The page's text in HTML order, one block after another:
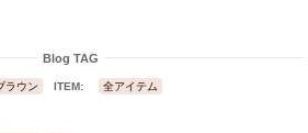
Blog TAG
ラウン ITEM: 全アイテム